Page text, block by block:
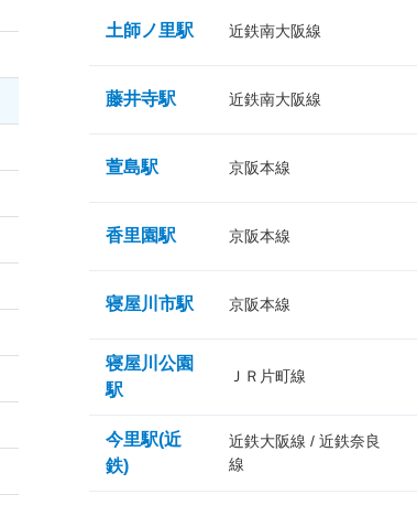
土師ノ里駅 近鉄南大阪線
藤井寺駅 近鉄南大阪線
萱島駅 京阪本線
香里園駅 京阪本線
寝屋川市駅 京阪本線
寝屋川公園
駅
ＪＲ片町線
今里駅(近
鉄)
近鉄大阪線 / 近鉄奈良
線